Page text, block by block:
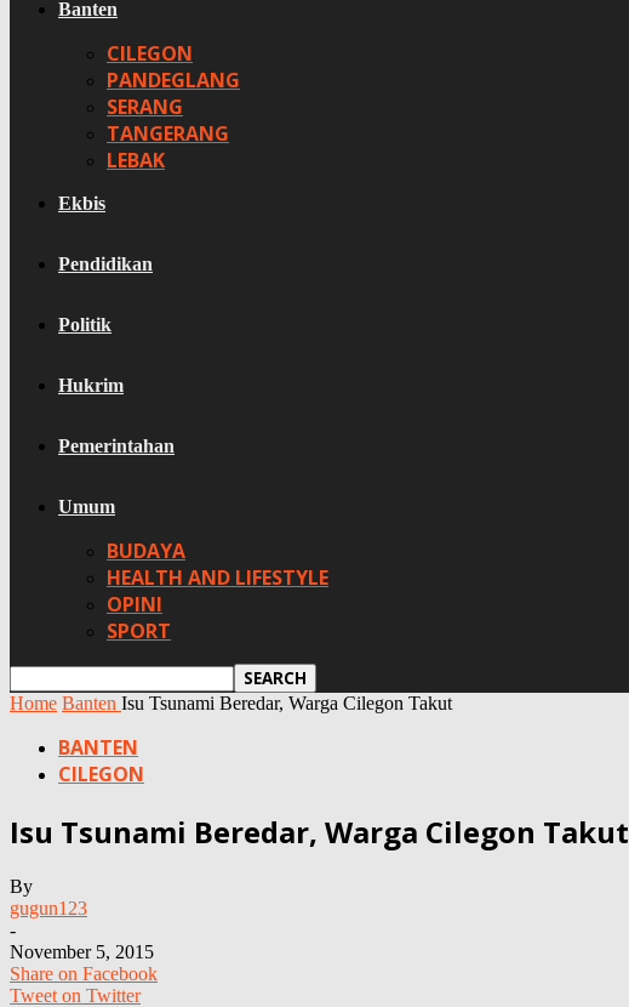
Banten
CILEGON
PANDEGLANG
SERANG
TANGERANG
LEBAK
Ekbis
Pendidikan
Politik
Hukrim
Pemerintahan
Umum
BUDAYA
HEALTH AND LIFESTYLE
OPINI
SPORT
Home Banten Isu Tsunami Beredar, Warga Cilegon Takut
BANTEN
CILEGON
Isu Tsunami Beredar, Warga Cilegon Takut
By
gugun123
-
November 5, 2015
Share on Facebook
Tweet on Twitter